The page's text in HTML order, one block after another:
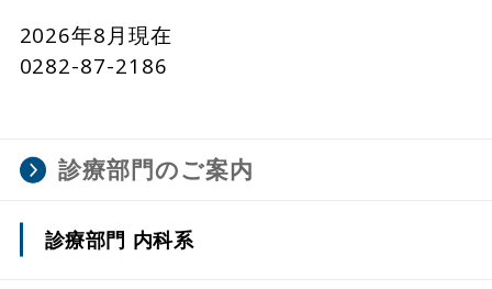
2026年8月現在
0282-87-2186
診療部門のご案内
診療部門 内科系